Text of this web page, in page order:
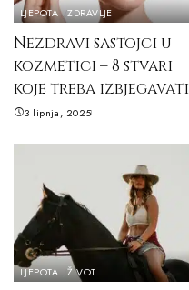
LJEPOTA ZDRAVLJE
Nezdravi sastojci u
kozmetici – 8 stvari
koje treba izbjegavati
3 lipnja, 2025
LJEPOTA ŽIVOT